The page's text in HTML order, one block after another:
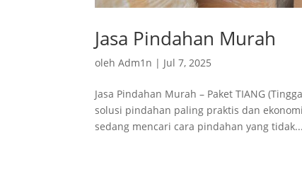
Jasa Pindahan Murah
olehAdm1n | Jul 7, 2025
Jasa Pindahan Murah – Paket TIANG
solusi pindahan paling praktis dan
sedang mencari cara pindahan yang tidak...